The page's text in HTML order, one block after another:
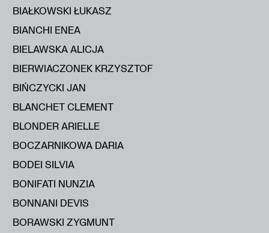
BIAŁKOWSKI ŁUKASZ
BIANCHI ENEA
BIELAWSKA ALICJA
BIERWIACZONEK KRZYSZTOF
BIŃCZYCKI JAN
BLANCHET CLEMENT
BLONDER ARIELLE
BOCZARNIKOWA DARIA
BODEI SILVIA
BONIFATI NUNZIA
BONNANI DEVIS
BORAWSKI ZYGMUNT